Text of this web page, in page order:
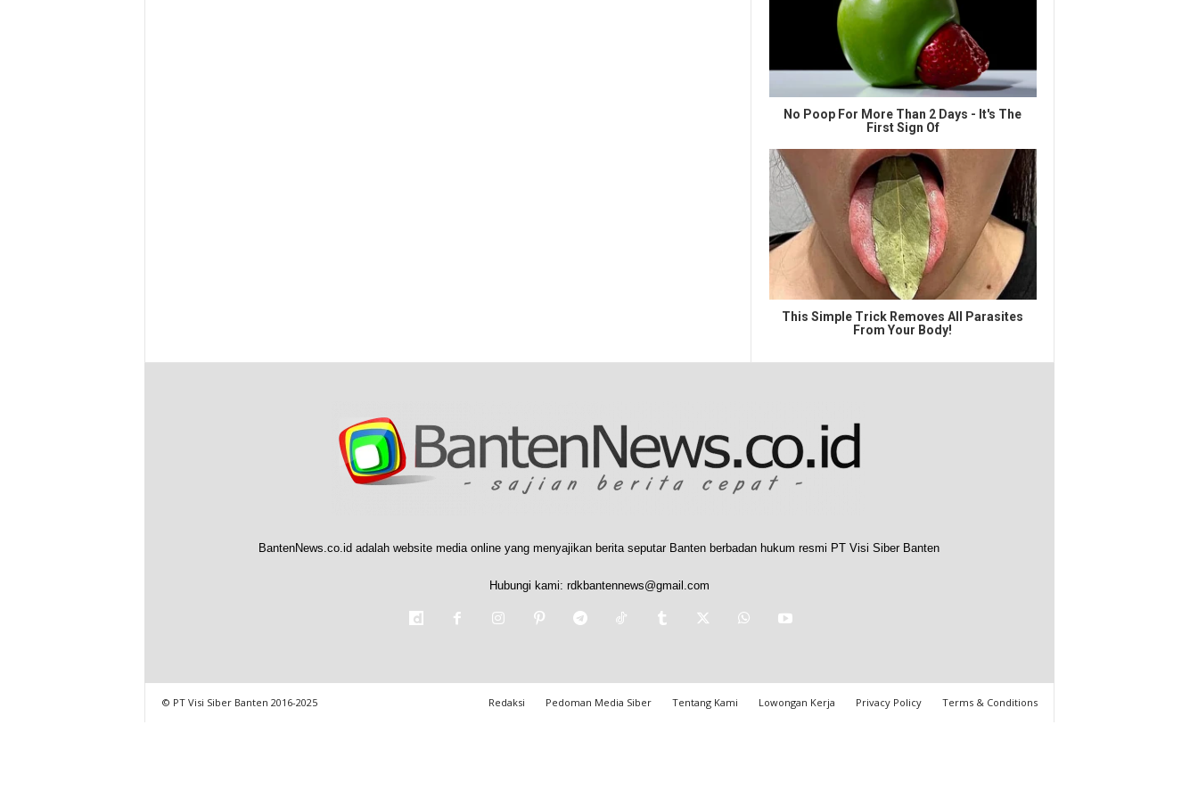
No Poop For More Than 2 Days - It's The
First Sign Of
This Simple Trick Removes All Parasites
From Your Body!
BantenNews.co.id adalah website media online yang menyajikan berita seputar Banten berbadan hukum resmi PT Visi Siber Banten
Hubungi kami: rdkbantennews@gmail.com
Redaksi Pedoman Media Siber Tentang Kami Lowongan Kerja Privacy Policy Terms & Conditions
© PT Visi Siber Banten 2016-2025